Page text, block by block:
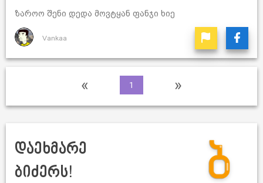
ზაროო შენი დედა მოვტყან ფანჯი ხიე
Vankaa
« 1 »
დაეხმარე
ბიძერს!